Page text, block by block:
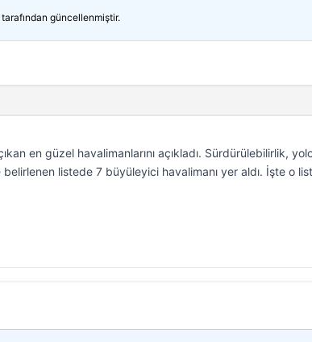
tarafından güncellenmiştir.
en güzel havalimanlarını açıkladı. Sürdürülebilirlik,
listede 7 büyüleyici havalimanı yer aldı. İşte o